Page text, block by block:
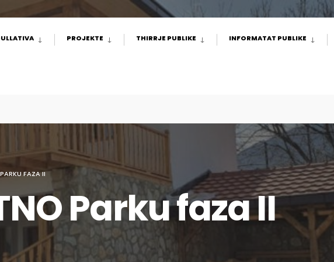
PROJEKTE THIRRJE PUBLIKE INFORMATAT PUBLIKE
FAZA II
Parku faza II